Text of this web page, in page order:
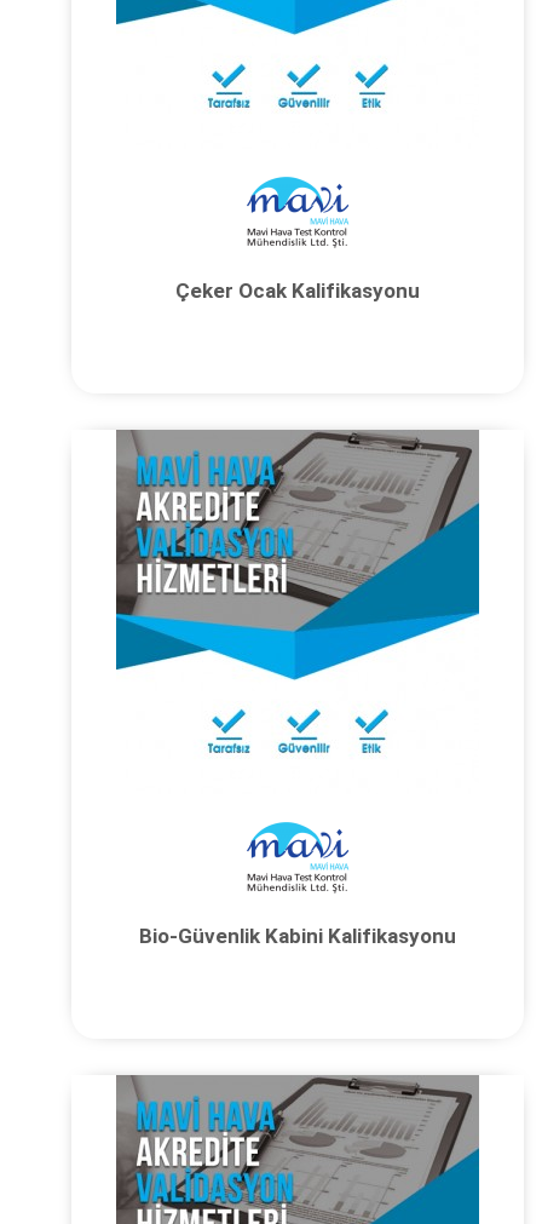
Çeker Ocak Kalifikasyonu
Bio-Güvenlik Kabini Kalifikasyonu